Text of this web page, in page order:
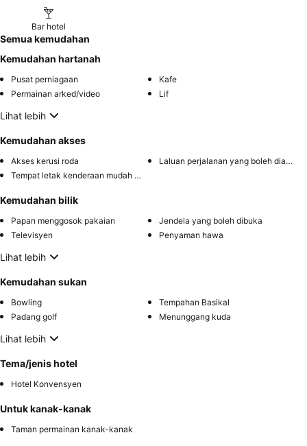
Bar hotel
Semua kemudahan
Kemudahan hartanah
Pusat perniagaan
Kafe
Permainan arked/video
Lif
Lihat lebih
Kemudahan akses
Akses kerusi roda
Laluan perjalanan yang boleh diakses
Tempat letak kenderaan mudah diakses
Kemudahan bilik
Papan menggosok pakaian
Jendela yang boleh dibuka
Televisyen
Penyaman hawa
Lihat lebih
Kemudahan sukan
Bowling
Tempahan Basikal
Padang golf
Menunggang kuda
Lihat lebih
Tema/jenis hotel
Hotel Konvensyen
Untuk kanak-kanak
Taman permainan kanak-kanak